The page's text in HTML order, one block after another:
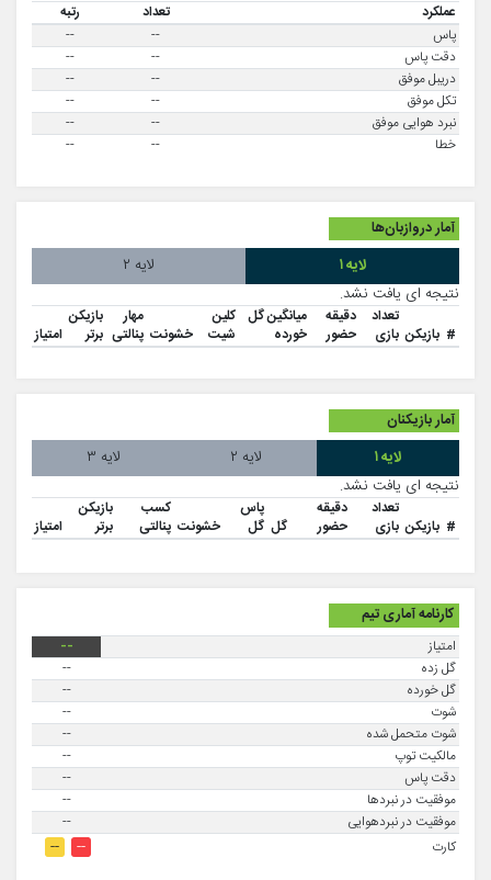
عملکرد
تعداد
رتبه
پاس
--
--
دقت پاس
--
--
دریبل موفق
--
--
تکل موفق
--
--
نبرد هوایی موفق
--
--
خطا
--
--
آمار دروازبان‌ها
لایه ۱
لایه ۲
نتیجه ای یافت نشد.
# بازیکن
تعداد
بازی
دقیقه
حضور
میانگین گل
خورده
کلین
شیت
خشونت
مهار
پنالتی
بازیکن
برتر
امتیاز
آمار بازیکنان
لایه ۱ لایه ۲
لایه ۳
نتیجه ای یافت نشد.
# بازیکن
تعداد
بازی
دقیقه
حضور
گل
پاس
گل
خشونت
کسب
پنالتی
بازیکن
برتر
امتیاز
کارنامه آماری تیم
امتیاز
--
گل زده
--
گل خورده
--
شوت
--
شوت متحمل شده
--
مالکیت توپ
--
دقت پاس
--
موفقيت در نبردها
--
موفقیت در نبردهوایی
--
کارت
--
--